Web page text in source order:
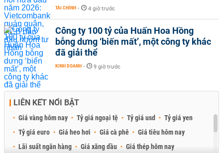
TÀI CHÍNH - 4 giờ trước
Công ty 100 tỷ của Huấn Hoa Hồng
bỗng dưng ‘biến mất’, một công ty khác
đã giải thể
KINH DOANH - 9 giờ trước
LIÊN KẾT NỔI BẬT
Giá vàng hôm nay Tỷ giá ngoại tệ Tỷ giá usd
Tỷ giá yen
Tỷ giá euro
Giá heo hơi Giá cà phê
Giá tiêu hôm nay
Lãi suất ngân hàng
Giá xăng dầu Giá thép hôm nay